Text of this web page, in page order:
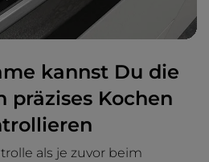
kannst Du die
präzises Kochen
als je zuvor beim